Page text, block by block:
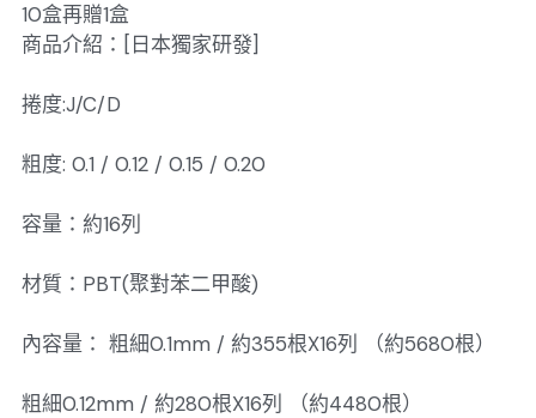
睫毛周邊
修甲磨棒
10盒再贈1盒
商品介紹：[日本獨家研發]
捲度:J/C/D
粗度: 0.1 / 0.12 / 0.15 / 0.20
容量：約16列
材質：PBT(聚對苯二甲酸)
內容量： 粗細0.1mm / 約355根X16列 （約5680根）
粗細0.12mm / 約280根X16列 （約4480根）